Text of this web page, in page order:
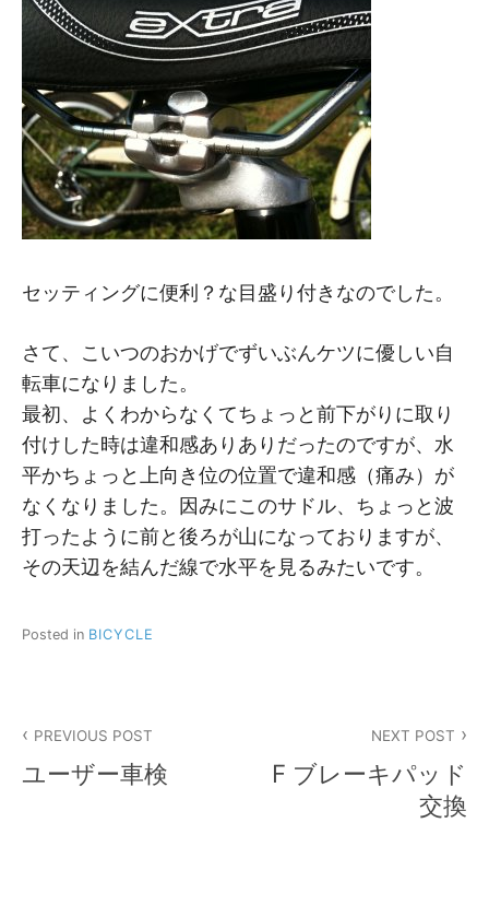
セッティングに便利？な目盛り付きなのでした。
さて、こいつのおかげでずいぶんケツに優しい自
転車になりました。
最初、よくわからなくてちょっと前下がりに取り
付けした時は違和感ありありだったのですが、水
平かちょっと上向き位の位置で違和感（痛み）が
なくなりました。因みにこのサドル、ちょっと波
打ったように前と後ろが山になっておりますが、
その天辺を結んだ線で水平を見るみたいです。
Posted in BICYCLE
稿
PREVIOUS POST
ユーザー車検
NEXT POST
F ブレーキパッド
交換